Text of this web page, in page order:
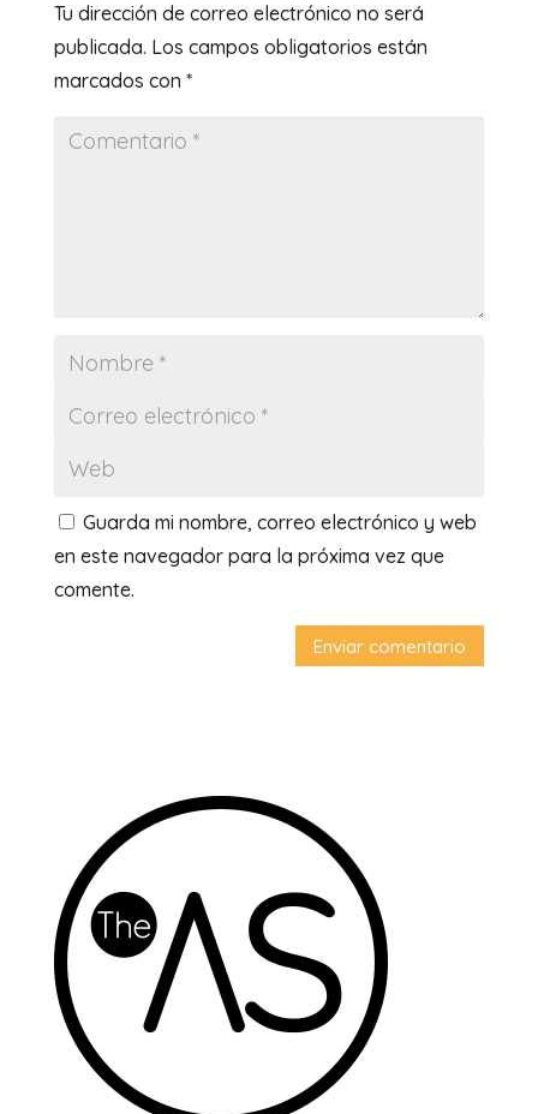
Tu dirección de correo electrónico no será
publicada. Los campos obligatorios están
marcados con *
Guarda mi nombre, correo electrónico y web
en este navegador para la próxima vez que
comente.